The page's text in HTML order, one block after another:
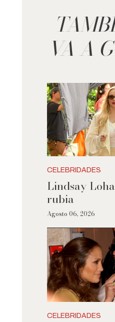
VA A
CELEBRIDADES
Lindsay
rubia
Agosto 06, 2026
CELEBRIDADES